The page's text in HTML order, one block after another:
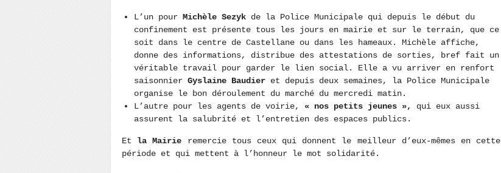
L’un pour Michèle Sezyk de la Police Municipale qui depuis le début du
confinement est présente tous les jours en mairie et sur le terrain, que ce
soit dans le centre de Castellane ou dans les hameaux. Michèle affiche,
donne des informations, distribue des attestations de sorties, bref fait un
véritable travail pour garder le lien social. Elle a vu arriver en renfort
saisonnier Gyslaine Baudier et depuis deux semaines, la Police Municipale
organise le bon déroulement du marché du mercredi matin.
L’autre pour les agents de voirie,
« nos petits jeunes », qui eux aussi
assurent la salubrité et l’entretien des espaces publics.
Et la Mairie remercie tous ceux qui donnent le meilleur d’eux-mêmes en cette
période et qui mettent à l’honneur le mot solidarité.